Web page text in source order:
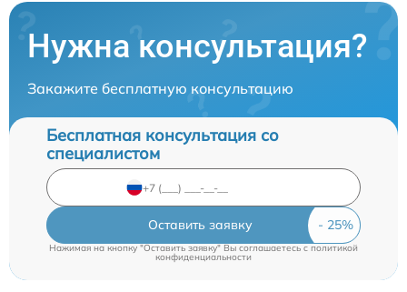
Нужна консультация?
Закажите бесплатную консультацию
Бесплатная консультация со
специалистом
Оставить заявку
Нажимая на кнопку "Оставить заявку" Вы соглашаетесь c политикой
конфиденциальности